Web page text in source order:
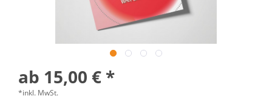
ab 15,00 € *
*inkl. MwSt.